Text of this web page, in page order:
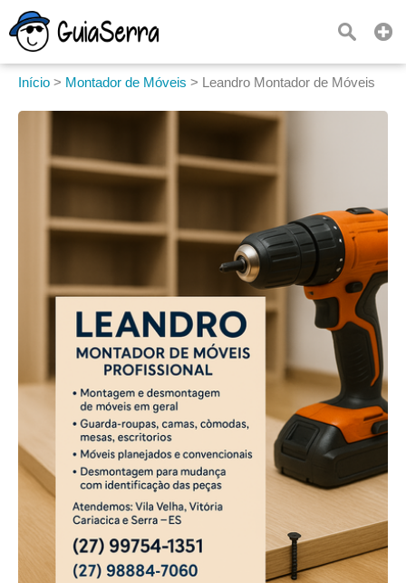
Início > Montador de Móveis > Leandro Montador de Móveis